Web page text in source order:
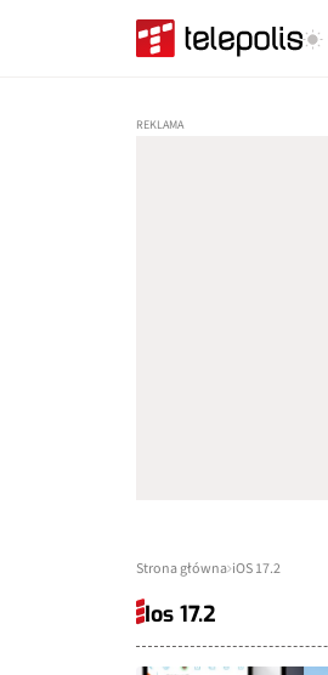
Strona główna iOS 17.2
Ios 17.2